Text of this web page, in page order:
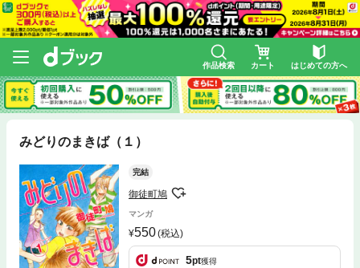
作品検索 カート はじめての方へ
みどりのまきば（１）
完結
御徒町鳩
マンガ
550(税込)
5pt獲得